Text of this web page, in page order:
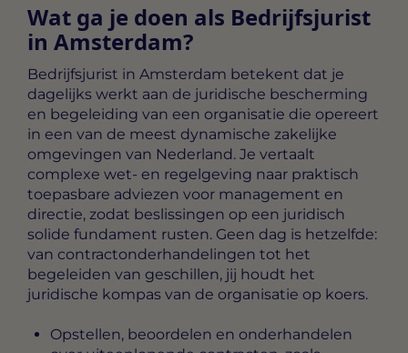
Wat ga je doen als Bedrijfsjurist
in Amsterdam?
Bedrijfsjurist in Amsterdam betekent dat je
dagelijks werkt aan de juridische bescherming
en begeleiding van een organisatie die opereert
in een van de meest dynamische zakelijke
omgevingen van Nederland. Je vertaalt
complexe wet- en regelgeving naar praktisch
toepasbare adviezen voor management en
directie, zodat beslissingen op een juridisch
solide fundament rusten. Geen dag is hetzelfde:
van contractonderhandelingen tot het
begeleiden van geschillen, jij houdt het
juridische kompas van de organisatie op koers.
Opstellen, beoordelen en onderhandelen